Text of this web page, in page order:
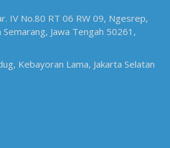
IV No.80 RT 06 RW 09, Ngesrep,
Jawa Tengah 50261,
Kebayoran Lama, Jakarta Selatan